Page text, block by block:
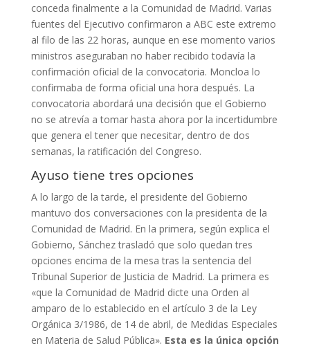
conceda finalmente a la Comunidad de Madrid. Varias
fuentes del Ejecutivo confirmaron a ABC este extremo
al filo de las 22 horas, aunque en ese momento varios
ministros aseguraban no haber recibido todavía la
confirmación oficial de la convocatoria. Moncloa lo
confirmaba de forma oficial una hora después. La
convocatoria abordará una decisión que el Gobierno
no se atrevía a tomar hasta ahora por la incertidumbre
que genera el tener que necesitar, dentro de dos
semanas, la ratificación del Congreso.
Ayuso tiene tres opciones
A lo largo de la tarde, el presidente del Gobierno
mantuvo dos conversaciones con la presidenta de la
Comunidad de Madrid. En la primera, según explica el
Gobierno, Sánchez trasladó que solo quedan tres
opciones encima de la mesa tras la sentencia del
Tribunal Superior de Justicia de Madrid. La primera es
«que la Comunidad de Madrid dicte una Orden al
amparo de lo establecido en el artículo 3 de la Ley
Orgánica 3/1986, de 14 de abril, de Medidas Especiales
en Materia de Salud Pública». Esta es la única opción